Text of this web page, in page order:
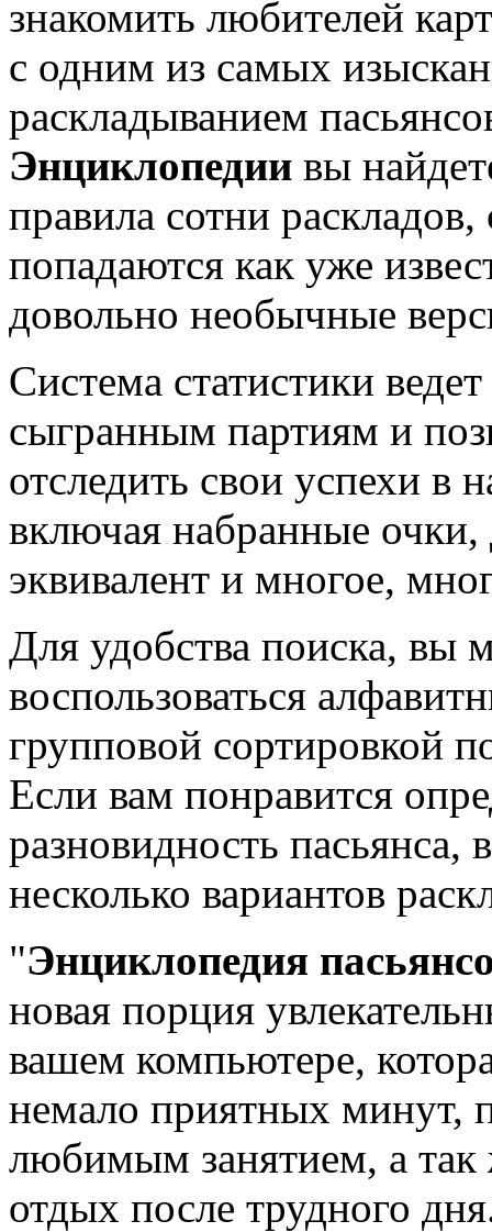
знакомить любителей
с одним из самых
раскладыванием
Энциклопедии вы
правила сотни
попадаются как уже
довольно необычные
Система статистики
сыгранным партиям и
отследить свои успехи в
включая набранные
эквивалент и многое,
Для удобства поиска, вы
воспользоваться
групповой сортировкой
Если вам понравится
разновидность пасьянса,
несколько вариантов
"Энциклопедия
новая порция
вашем компьютере,
немало приятных минут,
любимым занятием, а
отдых после трудного